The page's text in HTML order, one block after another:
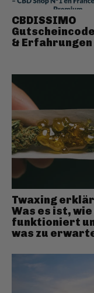
CBDISSIMO
Gutscheincode
& Erfahrungen
Twaxing
Was es ist, wie
funktioniert
was zu